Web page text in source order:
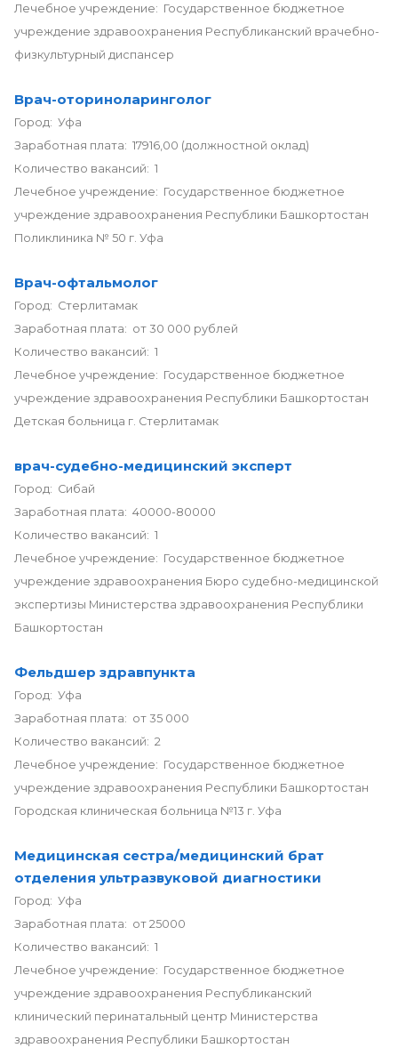
Лечебное учреждение: Государственное бюджетное
учреждение здравоохранения Республиканский врачебно-
физкультурный диспансер
Врач-оториноларинголог
Город: Уфа
Заработная плата: 17916,00 (должностной оклад)
Количество вакансий: 1
Лечебное учреждение: Государственное бюджетное
учреждение здравоохранения Республики Башкортостан
Поликлиника № 50 г. Уфа
Врач-офтальмолог
Город: Стерлитамак
Заработная плата: от 30 000 рублей
Количество вакансий: 1
Лечебное учреждение: Государственное бюджетное
учреждение здравоохранения Республики Башкортостан
Детская больница г. Стерлитамак
врач-судебно-медицинский эксперт
Город: Сибай
Заработная плата: 40000-80000
Количество вакансий: 1
Лечебное учреждение: Государственное бюджетное
учреждение здравоохранения Бюро судебно-медицинской
экспертизы Министерства здравоохранения Республики
Башкортостан
Фельдшер здравпункта
Город: Уфа
Заработная плата: от 35 000
Количество вакансий: 2
Лечебное учреждение: Государственное бюджетное
учреждение здравоохранения Республики Башкортостан
Городская клиническая больница №13 г. Уфа
Медицинская сестра/медицинский брат
отделения ультразвуковой диагностики
Город: Уфа
Заработная плата: от 25000
Количество вакансий: 1
Лечебное учреждение: Государственное бюджетное
учреждение здравоохранения Республиканский
клинический перинатальный центр Министерства
здравоохранения Республики Башкортостан